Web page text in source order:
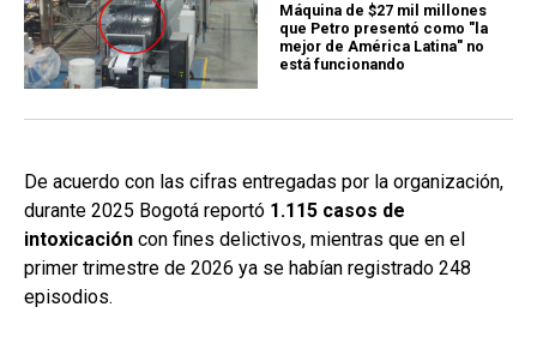
Máquina de $27 mil millones
que Petro presentó como "la
mejor de América Latina" no
está funcionando
De acuerdo con las cifras entregadas por la organización,
durante 2025 Bogotá reportó 1.115 casos de
intoxicación con fines delictivos, mientras que en el
primer trimestre de 2026 ya se habían registrado 248
episodios.